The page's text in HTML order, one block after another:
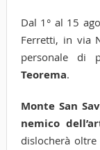
Dal 1° al 15
Ferretti, in via
personale di
Teorema.
Monte San
nemico
dislocherà oltre